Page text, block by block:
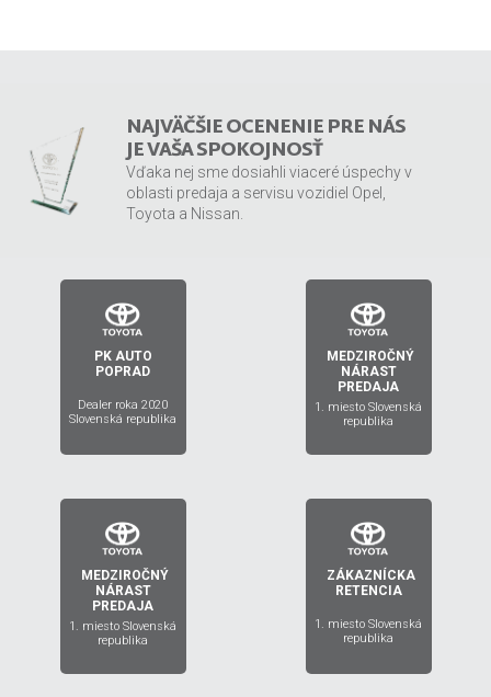
NAJVÄČŠIE OCENENIE PRE NÁS
JE VAŠA SPOKOJNOSŤ
Vďaka nej sme dosiahli viaceré úspechy v
oblasti predaja a servisu vozidiel Opel,
Toyota a Nissan.
2020
PK AUTO
POPRAD
Dealer roka 2020
Slovenská republika
2019
MEDZIROČNÝ
NÁRAST
PREDAJA
1. miesto Slovenská
republika
2018
MEDZIROČNÝ
NÁRAST
PREDAJA
1. miesto Slovenská
republika
2017
ZÁKAZNÍCKA
RETENCIA
1. miesto Slovenská
republika